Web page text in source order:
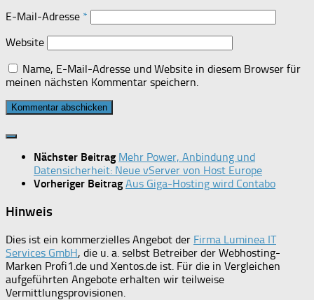
E-Mail-Adresse *
Website
Name, E-Mail-Adresse und Website in diesem Browser für
meinen nächsten Kommentar speichern.
Nächster Beitrag Mehr Power, Anbindung und
Datensicherheit: Neue vServer von Host Europe
Vorheriger Beitrag Aus Giga-Hosting wird Contabo
Hinweis
Dies ist ein kommerzielles Angebot der Firma Luminea IT
Services GmbH, die u. a. selbst Betreiber der Webhosting-
Marken Profi1.de und Xentos.de ist. Für die in Vergleichen
aufgeführten Angebote erhalten wir teilweise
Vermittlungsprovisionen.